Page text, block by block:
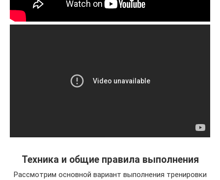
Техника и общие правила выполнения
Рассмотрим основной вариант выполнения тренировки